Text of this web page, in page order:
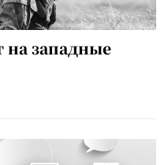
на западные